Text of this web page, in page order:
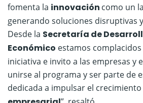
fomenta la innovación como un
generando soluciones disruptivas
Desde la Secretaría de
Económico estamos
iniciativa e invito a las empresas y
unirse al programa y ser parte de
dedicada a impulsar el crecimiento